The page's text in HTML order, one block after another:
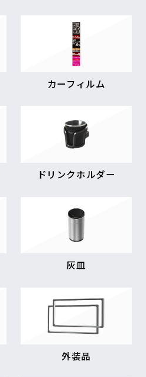
カーフィルム
ドリンクホルダー
灰皿
外装品